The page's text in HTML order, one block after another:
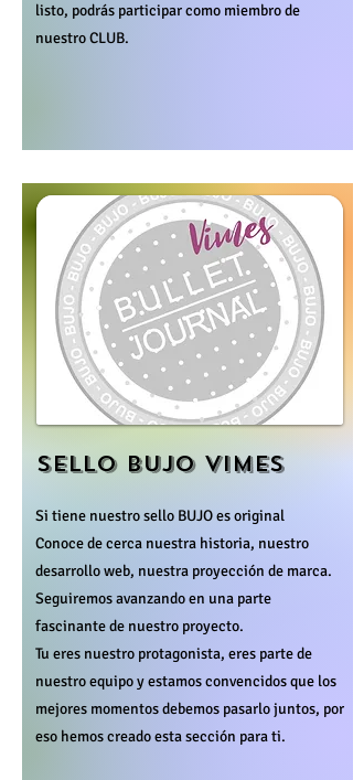
listo, podrás participar como miembro de
nuestro CLUB.
SELLO BUJO VIMES
Si tiene nuestro sello BUJO es original
Conoce de cerca nuestra historia, nuestro
desarrollo web, nuestra proyección de marca.
Seguiremos avanzando en una parte
fascinante de nuestro proyecto.
Tu eres nuestro protagonista, eres parte de
nuestro equipo y estamos convencidos que los
mejores momentos debemos pasarlo juntos, por
eso hemos creado esta sección para ti.